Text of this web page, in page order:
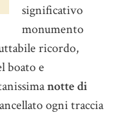
significativo
monumento
ricordo,
boato e
notte di
ogni traccia